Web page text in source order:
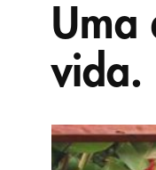
Uma
vida.